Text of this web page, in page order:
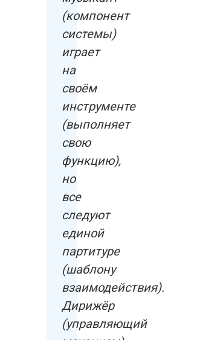
(компонент
системы)
играет
на
своём
инструменте
(выполняет
свою
функцию),
но
все
следуют
единой
партитуре
(шаблону
взаимодействия).
Дирижёр
(управляющий